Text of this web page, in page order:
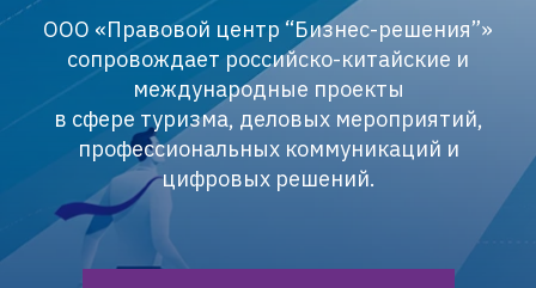
ООО «Правовой центр “Бизнес-решения”»
сопровождает российско-китайские и
международные проекты
в сфере туризма, деловых мероприятий,
профессиональных коммуникаций и
цифровых решений.